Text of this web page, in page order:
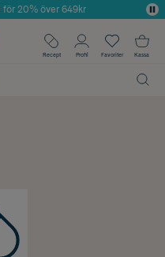
Skönhet
för 20% över 649kr
köp*
Recept Profil Favoriter Kassa